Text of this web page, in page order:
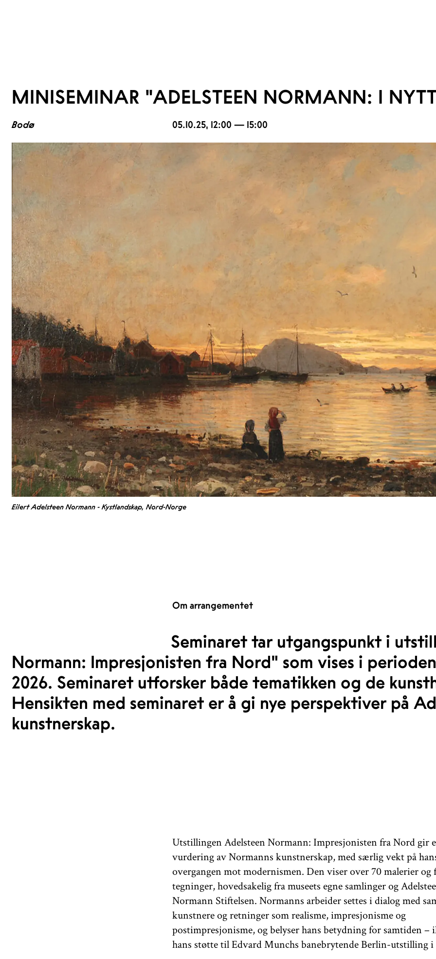
MINISEMINAR "ADELSTEEN NORMANN: I
Bodø 05.10.25, 12:00 — 15:00
Eilert Adelsteen Normann - Kystlandskap, Nord-Norge
Om arrangementet
Seminaret tar utgangspunkt i
Normann: Impresjonisten fra Nord" som vises i
2026. Seminaret utforsker både tematikken og de
Hensikten med seminaret er å gi nye perspektiver på
kunstnerskap.
Utstillingen Adelsteen Normann: Impresjonisten fra Nord gir
vurdering av Normanns kunstnerskap, med særlig vekt på
overgangen mot modernismen. Den viser over 70 malerier og
tegninger, hovedsakelig fra museets egne samlinger og
Normann Stiftelsen. Normanns arbeider settes i dialog med
kunstnere og retninger som realisme, impresjonisme og
postimpresjonisme, og belyser hans betydning for samtiden –
hans støtte til Edvard Munchs banebrytende Berlin-utstilling i